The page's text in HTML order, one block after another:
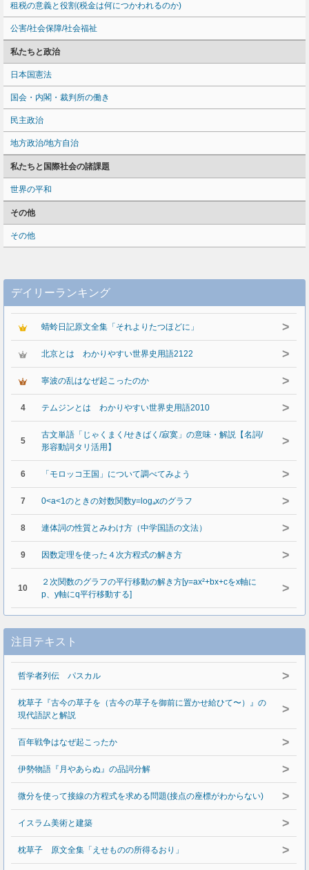
租税の意義と役割(税金は何につかわれるのか)
公害/社会保障/社会福祉
私たちと政治
日本国憲法
国会・内閣・裁判所の働き
民主政治
地方政治/地方自治
私たちと国際社会の諸課題
世界の平和
その他
その他
デイリーランキング
蜻蛉日記原文全集「それよりたつほどに」 >
北京とは わかりやすい世界史用語2122 >
寧波の乱はなぜ起こったのか >
4 テムジンとは わかりやすい世界史用語2010 >
5
古文単語「じゃくまく/せきばく/寂寞」の意味・解説【名詞/
形容動詞タリ活用】
>
6 「モロッコ王国」について調べてみよう >
7 0<a<1のときの対数関数y=logₐxのグラフ >
8 連体詞の性質とみわけ方（中学国語の文法） >
9 因数定理を使った４次方程式の解き方 >
10
２次関数のグラフの平行移動の解き方[y=ax²+bx+cをx軸に
p、y軸にq平行移動する]
>
注目テキスト
哲学者列伝 パスカル >
枕草子『古今の草子を（古今の草子を御前に置かせ給ひて〜）』の
現代語訳と解説
>
百年戦争はなぜ起こったか >
伊勢物語『月やあらぬ』の品詞分解 >
微分を使って接線の方程式を求める問題(接点の座標がわからない) >
イスラム美術と建築 >
枕草子 原文全集「えせものの所得るおり」 >